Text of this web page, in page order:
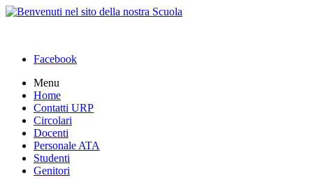
Facebook
Menu
Home
Contatti URP
Circolari
Docenti
Personale ATA
Studenti
Genitori